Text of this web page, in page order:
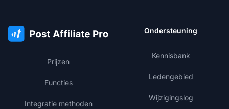
Prijzen
Functies
Integratie methoden
Ondersteuning
Kennisbank
Ledengebied
Wijzigingslog